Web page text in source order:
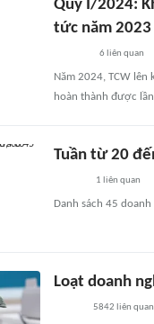
Quý I/2024:
tức năm
6 liên quan
Năm 2024, TCW
hoàn thành được
Tuần từ 20
1 liên quan
Danh sách 45
Loạt doanh
5842 liên quan